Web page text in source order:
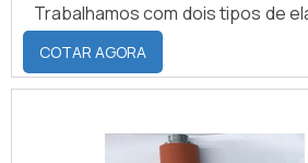
Trabalhamos com dois tipos de
para o revestimento: o Neoprene,
tipo de borracha sintética, que
feita com dureza de 50 a 95
que variam de -40°C a
COTAR AGORA